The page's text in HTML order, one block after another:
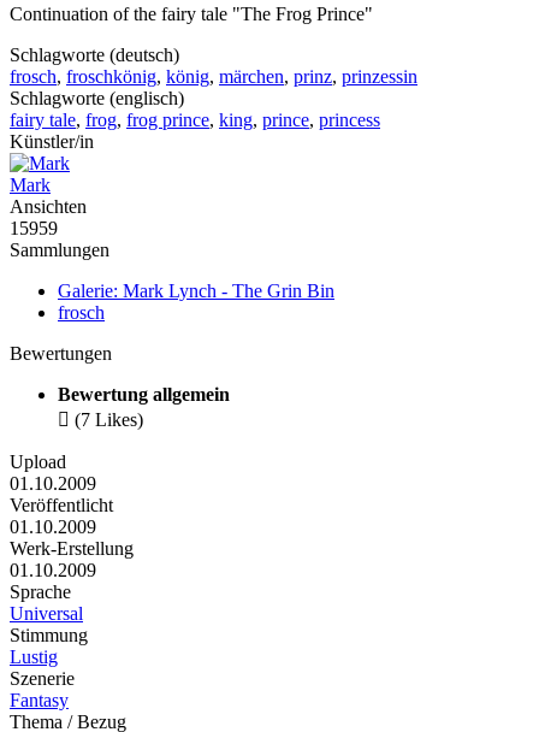
Continuation of the fairy tale "The Frog Prince"
Schlagworte (deutsch)
frosch, froschkönig, könig, märchen, prinz, prinzessin
Schlagworte (englisch)
fairy tale, frog, frog prince, king, prince, princess
Künstler/in
Mark
Ansichten
15959
Sammlungen
Galerie: Mark Lynch - The Grin Bin
frosch
Bewertungen
Bewertung allgemein
 (7 Likes)
Upload
01.10.2009
Veröffentlicht
01.10.2009
Werk-Erstellung
01.10.2009
Sprache
Universal
Stimmung
Lustig
Szenerie
Fantasy
Thema / Bezug